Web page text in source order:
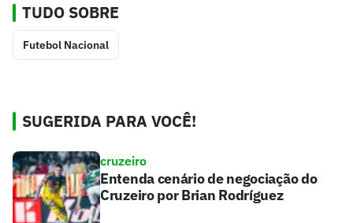
TUDO SOBRE
Futebol Nacional
SUGERIDA PARA VOCÊ!
cruzeiro
Entenda cenário de negociação do
Cruzeiro por Brian Rodríguez